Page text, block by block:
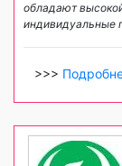
обладают
индивидуальные
>>>